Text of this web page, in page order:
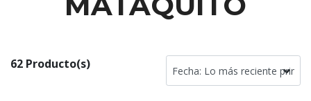
62 Producto(s)